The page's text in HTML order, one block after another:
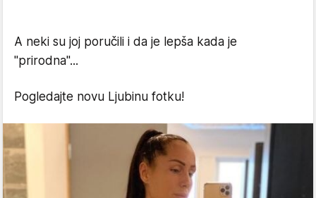
A neki su joj poručili i da je lepša kada je
"prirodna"...
Pogledajte novu Ljubinu fotku!